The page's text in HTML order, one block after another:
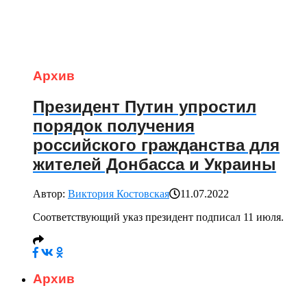
Архив
Президент Путин упростил
порядок получения
российского гражданства для
жителей Донбасса и Украины
Автор: Виктория Костовская
11.07.2022
Соответствующий указ президент подписал 11 июля.
Архив